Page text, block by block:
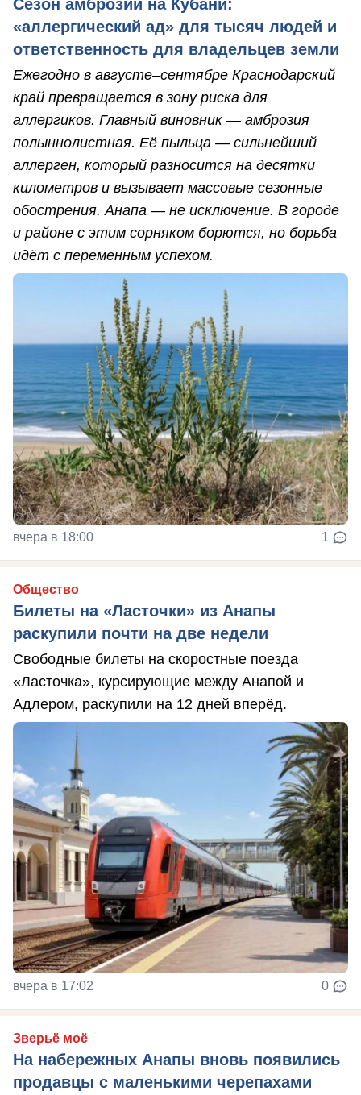
Сезон амброзии на Кубани:
«аллергический ад» для тысяч людей и
ответственность для владельцев земли
Ежегодно в августе–сентябре Краснодарский
край превращается в зону риска для
аллергиков. Главный виновник — амброзия
полыннолистная. Её пыльца — сильнейший
аллерген, который разносится на десятки
километров и вызывает массовые сезонные
обострения. Анапа — не исключение. В городе
и районе с этим сорняком борются, но борьба
идёт с переменным успехом.
вчера в 18:00 1
Общество
Билеты на «Ласточки» из Анапы
раскупили почти на две недели
Свободные билеты на скоростные поезда
«Ласточка», курсирующие между Анапой и
Адлером, раскупили на 12 дней вперёд.
вчера в 17:02 0
Зверьё моё
На набережных Анапы вновь появились
продавцы с маленькими черепахами